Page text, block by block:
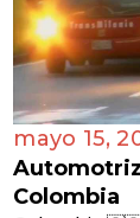
mayo 15,
Colombia